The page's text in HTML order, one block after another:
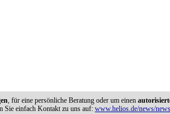
, für eine persönliche Beratung oder um einen
Sie einfach Kontakt zu uns auf: www.helios.de/news/